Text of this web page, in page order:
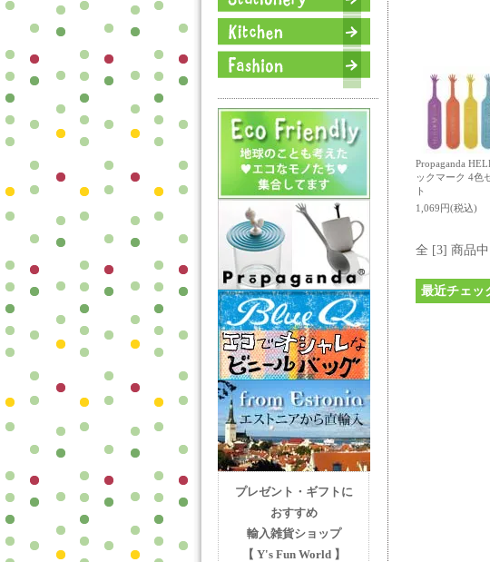
Propaganda
ックマーク 4色
ト
1,069円(税込)
全 [3] 商品
最近チェッ
プレゼント・ギフトに
おすすめ
輸入雑貨ショップ
【 Y's Fun World 】